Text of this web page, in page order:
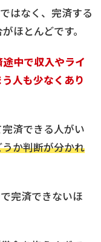
はなく、完済する
ほとんどです。
中で収入やライ
人も少なくあり
済できる人がい
か判断が分かれ
完済できないほ